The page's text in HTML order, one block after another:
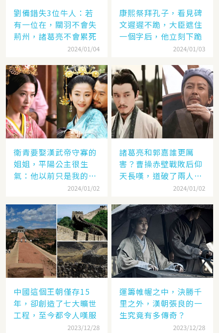
劉備錯失3位牛人：若
有一位在，關羽不會失
荊州，諸葛亮不會累死
2024/01/04
康熙祭拜孔子，看見碑
文遲遲不跪，大臣遮住
一個字后，他立刻下跪
2024/01/03
衛青要娶漢武帝守寡的
姐姐，平陽公主很生
氣：他以前只是我的奴
2024/01/02
諸葛亮和郭嘉誰更厲
害？曹操赤壁戰敗后仰
天長嘆，道破了兩人高
2024/01/02
中國這個王朝僅存15
年，卻創造了七大曠世
工程，至今都令人嘆服
2023/12/28
運籌帷幄之中，決勝千
里之外，漢朝張良的一
生究竟有多傳奇？
2023/12/28